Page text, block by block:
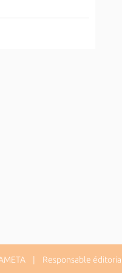
| Responsable éditorial